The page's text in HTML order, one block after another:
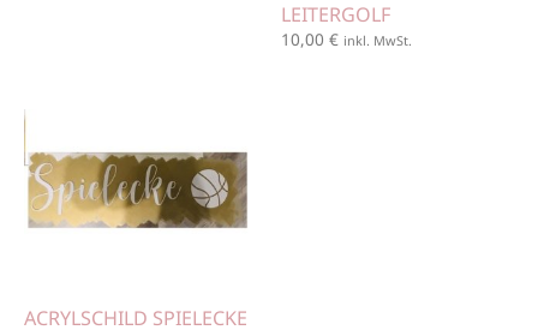
LEITERGOLF
10,00 € inkl. MwSt.
ACRYLSCHILD SPIELECKE